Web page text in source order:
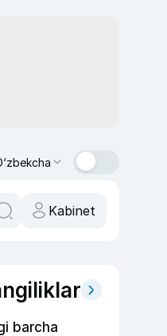
Kabinet
barcha